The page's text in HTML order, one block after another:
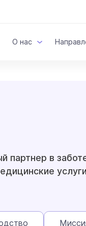
О нас
партнер в